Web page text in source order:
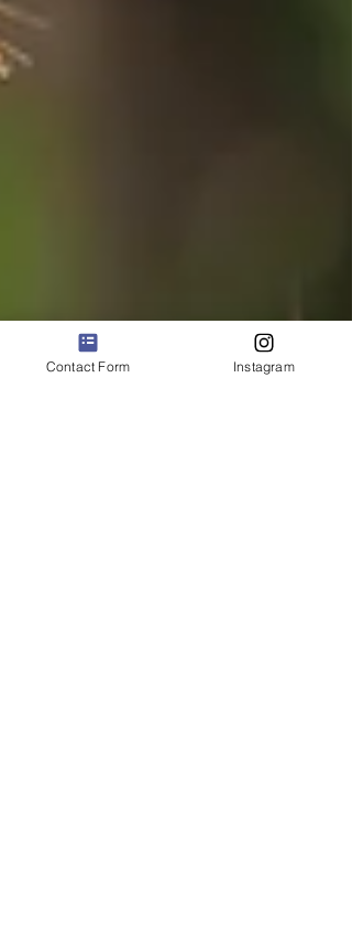
Contact Form Instagram